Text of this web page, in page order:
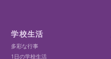
学校生活
多彩な行事
1日の学校生活